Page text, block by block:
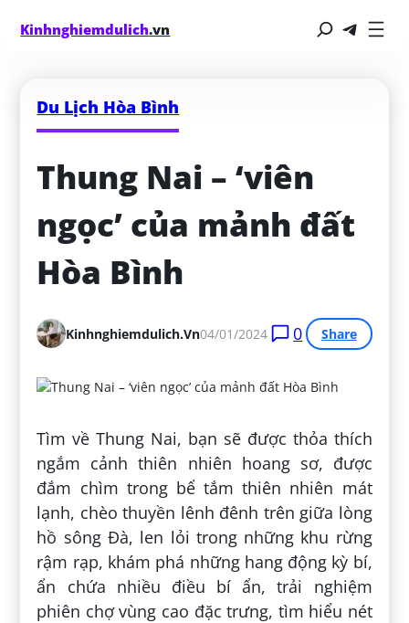
Kinhnghiemdulich.vn
Du Lịch Hòa Bình
Thung Nai – ‘viên
ngọc’ của mảnh đất
Hòa Bình
Kinhnghiemdulich.vn04/01/2024 0 Share
Tìm về Thung Nai, bạn sẽ được thỏa thích
ngắm cảnh thiên nhiên hoang sơ, được
đắm chìm trong bể tắm thiên nhiên mát
lạnh, chèo thuyền lênh đênh trên giữa lòng
hồ sông Đà, len lỏi trong những khu rừng
rậm rạp, khám phá những hang động kỳ bí,
ẩn chứa nhiều điều bí ẩn, trải nghiệm
phiên chợ vùng cao đặc trưng, tìm hiểu nét